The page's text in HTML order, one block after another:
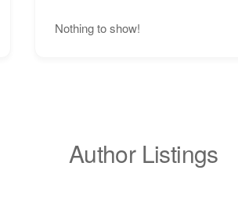
Nothing to show!
Author Listings